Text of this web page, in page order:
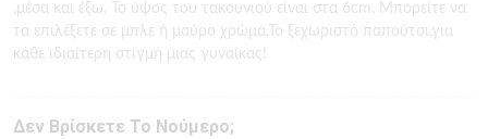
,μέσα και έξω. Το ύψος του τακουνιού είναι στα 6cm. Μπορείτε να
τα επιλέξετε σε μπλε ή μαύρο χρώμα.Το ξεχωριστό παπούτσι,για
κάθε ιδιαίτερη στιγμή μιας γυναίκας!
Δεν Βρίσκετε Το Νούμερο;